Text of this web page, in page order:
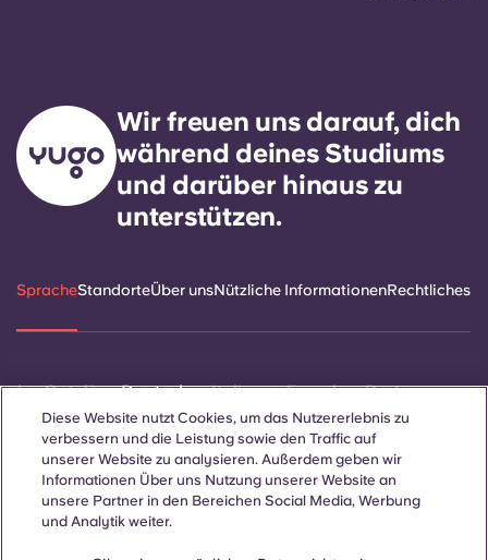
Wir freuen uns darauf, dich
während deines Studiums
und darüber hinaus zu
unterstützen.
SpracheStandorteÜber unsNützliche InformationenRechtliches
Català Deutsch Italian French Portuguese
Diese Website nutzt Cookies, um das Nutzererlebnis zu
verbessern und die Leistung sowie den Traffic auf
unserer Website zu analysieren. Außerdem geben wir
Informationen Über uns Nutzung unserer Website an
unsere Partner in den Bereichen Social Media, Werbung
und Analytik weiter.